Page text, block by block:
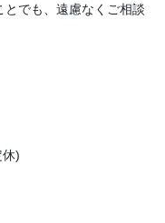
でも、遠慮なくご相談
)